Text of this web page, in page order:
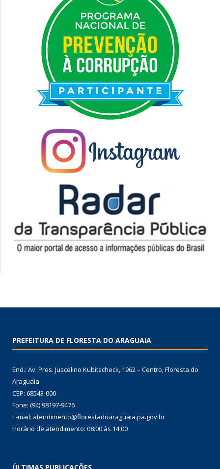
PREFEITURA DE FLORESTA DO ARAGUAIA
End.: Av. Pres. Juscelino Kubitscheck, 1962 – Centro, Floresta do
Araguaia
CEP: 68543-000
Fone: (94) 98197-9476
E-mail: atendimento@florestadoaraguaia.pa.gov.br
Horário de atendimento: 08:00 às 14:00